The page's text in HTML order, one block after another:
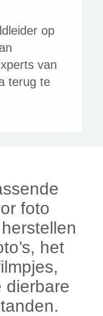
op
van
terug te
foto
het
dierbare